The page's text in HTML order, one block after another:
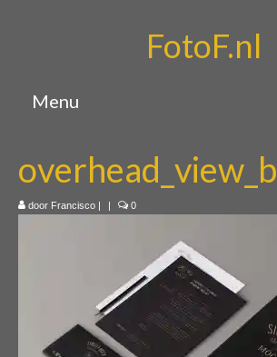
FotoF.nl
Menu
Portfolio
overhead_view_b
door Francisco | | 0